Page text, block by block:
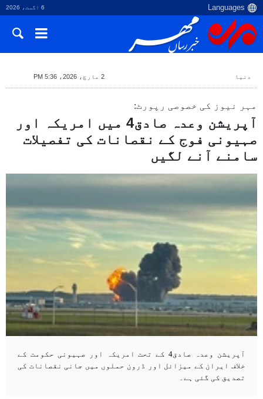
6 اگست، 2026
دنیا 2 مارچ، 2026، 5:36 PM
مہر نیوز کی خصوصی رپورٹ:
آپریشن وعدہ صادق4 میں امریکہ اور
صہیونی فوج کے نقصانات کی تفصیلات
سامنے آنے لگیں
آپریشن وعدہ صادق4 کے تحت امریکہ اور صہیونی حکومت کے
خلاف ایران کے میزائل اور ڈرون حملوں میں جانی نقصانات کی
تصدیق کی گئی ہے۔